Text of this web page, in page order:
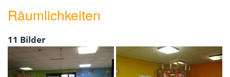
Räumlichkeiten
11 Bilder